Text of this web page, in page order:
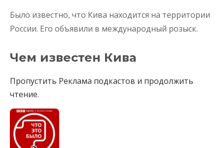
Было известно, что Кива находится на территории
России. Его объявили в международный розыск.
Чем известен Кива
Пропустить Реклама подкастов и продолжить
чтение.